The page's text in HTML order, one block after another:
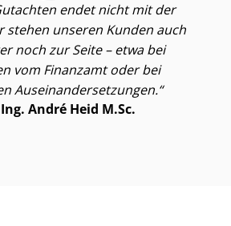
endet nicht mit der
stehen unseren Kunden auch
noch zur Seite – etwa bei
vom Finanzamt oder bei
Aus­ein­an­der­set­zun­gen.
André Heid M.Sc.